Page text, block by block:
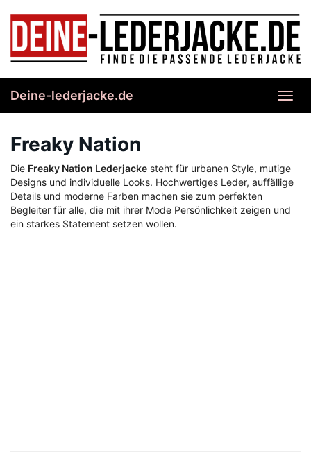
content
Deine-lederjacke.de
Freaky Nation
Die Freaky Nation Lederjacke steht für urbanen Style, mutige
Designs und individuelle Looks. Hochwertiges Leder, auffällige
Details und moderne Farben machen sie zum perfekten
Begleiter für alle, die mit ihrer Mode Persönlichkeit zeigen und
ein starkes Statement setzen wollen.